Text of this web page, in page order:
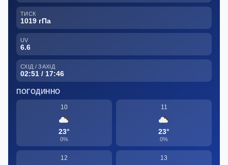
ТИСК
1019 гПа
UV
6.6
СХІД / ЗАХІД
02:51 / 17:46
ПОГОДИННО
10
23°
0%
11
23°
0%
12 13